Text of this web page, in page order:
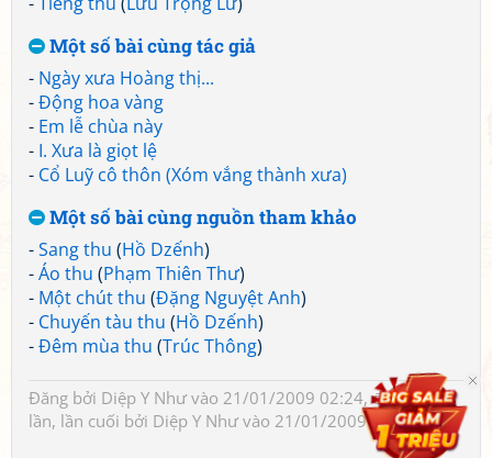
Một số bài cùng tác giả
- Ngày xưa Hoàng thị...
-Động hoa vàng
- Em lễ chùa này
- I. Xưa là giọt lệ
- Cổ Luỹ cô thôn (Xóm vắng thành xưa)
Một số bài cùng nguồn tham khảo
-Sang thu (Hồ Dzếnh)
-Áo thu (Phạm Thiên Thư)
- Một chút thu (Đặng Nguyệt Anh)
- Chuyến tàu thu (Hồ Dzếnh)
-Đêm mùa thu (Trúc Thông)
Đăng bởi Diệp Y Nhưvào 21/01/2009 02:24, đã sửa 1
lần, lần cuối bởi Diệp Y Nhưvào 21/01/2009 02:26